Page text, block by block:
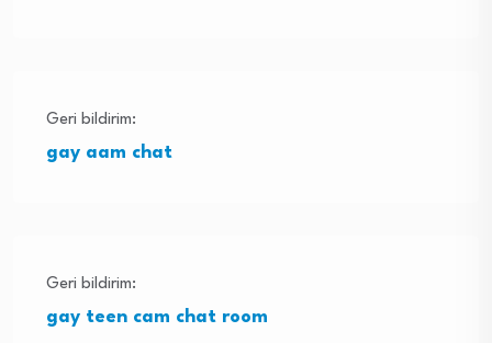
Geri bildirim:
gay aam chat
Geri bildirim:
gay teen cam chat room